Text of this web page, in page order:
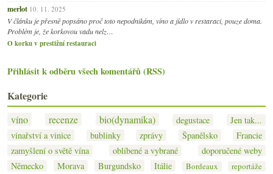
merlot 10. 11. 2025
V článku je přesně popsáno proč toto nepodnikám, víno a jídlo v restaraci, pouze doma.
Problém je, že korkovou vadu nelz…
O korku v prestižní restauraci
Přihlásit k odběru všech komentářů (RSS)
Kategorie
víno recenze bio(dynamika) degustace
Jen tak...
vinařství a vinice
bublinky zprávy Španělsko
Francie
zamyšlení o světě vína
oblíbené a vybrané
doporučené weby
Německo
Morava Burgundsko Itálie Bordeaux reportáže